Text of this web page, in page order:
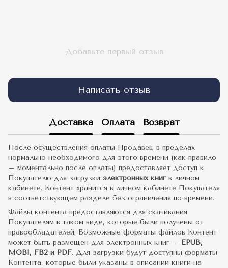
Добавьте первый отзыв
Написать отзыв
Доставка Оплата Возврат
После осуществления оплаты Продавец в пределах
нормально необходимого для этого времени (как правило
– моментально после оплаты) предоставляет доступ к
Покупателю для загрузки электронных книг в личном
кабинете. Контент хранится в личном кабинете Покупателя
в соответствующем разделе без ограничения по времени.
Файлы контента предоставляются для скачивания
Покупателям в таком виде, которые были получены от
правообладателей. Возможные форматы файлов Контент
может быть размещен для электронных книг – EPUB,
MOBI, FB2 и PDF. Для загрузки будут доступны форматы
Контента, которые были указаны в описании книги на